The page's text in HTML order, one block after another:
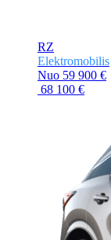
RZ
Elektromobilis
Nuo 59 900 €
68 100 €